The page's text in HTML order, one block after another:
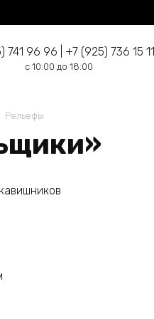
741 96 96 | +7 (925) 736 15 11
c 10:00 до 18:00
Рельефы